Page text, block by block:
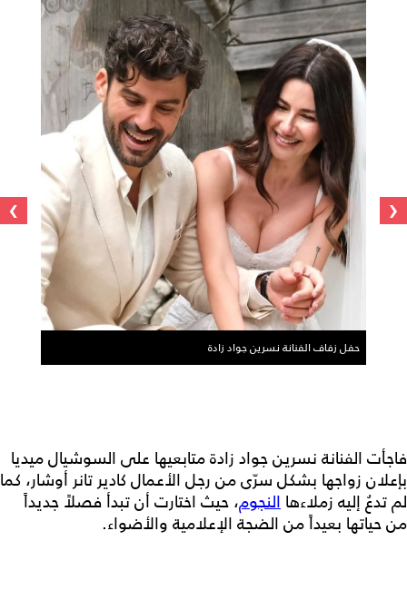
حفل زفاف الفنانة نسرين جواد زادة
‹
›
فاجأت الفنانة نسرين جواد زادة متابعيها على السوشيال ميديا
بإعلان زواجها بشكل سرّي من رجل الأعمال كادير تانر أوشار، كما
لم تدعُ إليه زملاءها النجوم، حيث اختارت أن تبدأ فصلاً جديداً
من حياتها بعيداً من الضجة الإعلامية والأضواء.